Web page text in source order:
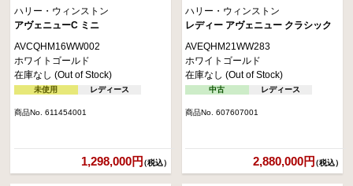
ハリー・ウィンストン
アヴェニューC ミニ
AVCQHM16WW002
ホワイトゴールド
在庫なし (Out of Stock)
未使用 レディース
商品No. 611454001
1,298,000円（税込）
ハリー・ウィンストン
レディー アヴェニュー クラシック
AVEQHM21WW283
ホワイトゴールド
在庫なし (Out of Stock)
中古 レディース
商品No. 607607001
2,880,000円（税込）